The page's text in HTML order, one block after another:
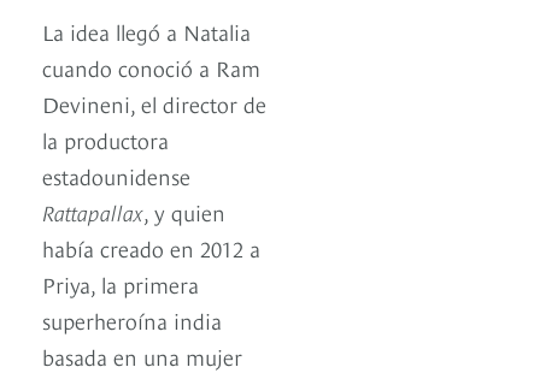
La idea llegó a Natalia
cuando conoció a Ram
Devineni, el director de
la productora
estadounidense
Rattapallax, y quien
había creado en 2012 a
Priya, la primera
superheroína india
basada en una mujer